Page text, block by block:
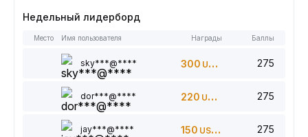
Недельный лидерборд
Место Имя пользователя Награды Баллы
sky***@**** 300 USDT 275
dor***@**** 220 USDT 275
jay***@**** 150 USDT 275